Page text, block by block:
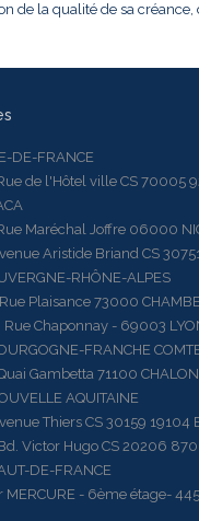
de la qualité de sa
DE-FRANCE
l'Hôtel ville CS 70005
Maréchal Joffre 06000
Aristide Briand CS 30751
RHÔNE-ALPES
73000
Chaponnay - 69003
FRANCHE
Gambetta 71100
AQUITAINE
Thiers CS 30159 19104
Hugo CS 20206
DE-FRANCE
- 6ème étage- 445